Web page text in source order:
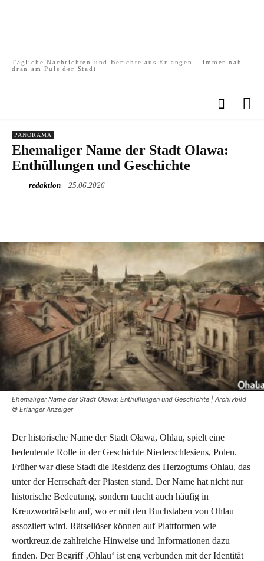
Tägliche Nachrichten und Berichte aus Erlangen – immer nah
dran am Puls der Stadt
PANORAMA
Ehemaliger Name der Stadt Olawa:
Enthüllungen und Geschichte
redaktion 25.06.2026
Ehemaliger Name der Stadt Olawa: Enthüllungen und Geschichte | Archivbild
© Erlanger Anzeiger
Der historische Name der Stadt Oława, Ohlau, spielt eine
bedeutende Rolle in der Geschichte Niederschlesiens, Polen.
Früher war diese Stadt die Residenz des Herzogtums Ohlau, das
unter der Herrschaft der Piasten stand. Der Name hat nicht nur
historische Bedeutung, sondern taucht auch häufig in
Kreuzworträtseln auf, wo er mit den Buchstaben von Ohlau
assoziiert wird. Rätsellöser können auf Plattformen wie
wortkreuz.de zahlreiche Hinweise und Informationen dazu
finden. Der Begriff ‚Ohlau‘ ist eng verbunden mit der Identität